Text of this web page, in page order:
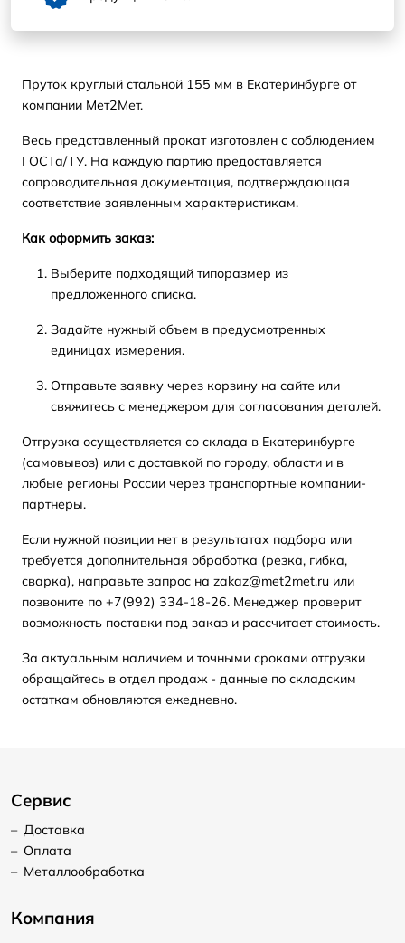
Пруток круглый стальной 155 мм в Екатеринбурге от
компании Мет2Мет.
Весь представленный прокат изготовлен с соблюдением
ГОСТа/ТУ. На каждую партию предоставляется
сопроводительная документация, подтверждающая
соответствие заявленным характеристикам.
Как оформить заказ:
Выберите подходящий типоразмер из
предложенного списка.
Задайте нужный объем в предусмотренных
единицах измерения.
Отправьте заявку через корзину на сайте или
свяжитесь с менеджером для согласования деталей.
Отгрузка осуществляется со склада в Екатеринбурге
(самовывоз) или с доставкой по городу, области и в
любые регионы России через транспортные компании-
партнеры.
Если нужной позиции нет в результатах подбора или
требуется дополнительная обработка (резка, гибка,
сварка), направьте запрос на zakaz@met2met.ru или
позвоните по +7(992) 334-18-26. Менеджер проверит
возможность поставки под заказ и рассчитает стоимость.
За актуальным наличием и точными сроками отгрузки
обращайтесь в отдел продаж - данные по складским
остаткам обновляются ежедневно.
Сервис
– Доставка
– Оплата
– Металлообработка
Компания